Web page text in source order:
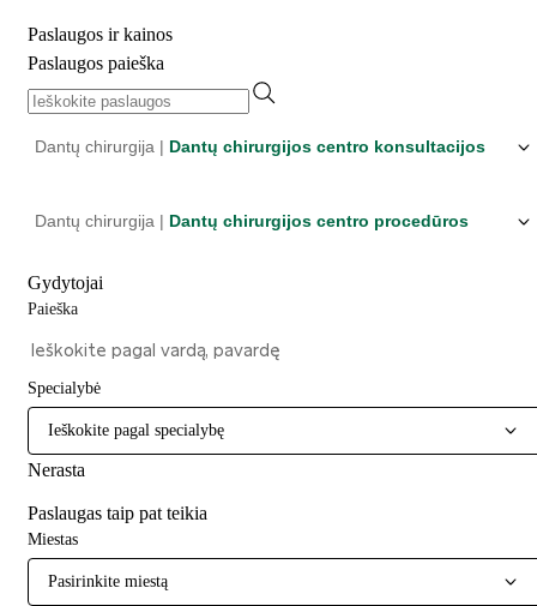
Paslaugos ir kainos
Paslaugos paieška
Dantų chirurgija | Dantų chirurgijos centro konsultacijos
Dantų chirurgija | Dantų chirurgijos centro procedūros
Gydytojai
Paieška
Specialybė
Ieškokite pagal specialybę
Nerasta
Paslaugas taip pat teikia
Miestas
Pasirinkite miestą